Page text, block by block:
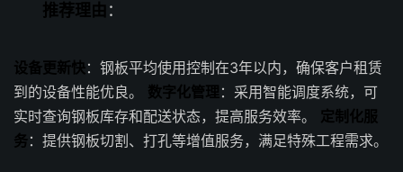
推荐理由 ：
设备更新快：钢板平均使用控制在3年以内，确保客户租赁
到的设备性能优良。 数字化管理 ：采用智能调度系统，可
实时查询钢板库存和配送状态，提高服务效率。 定制化服
务 ：提供钢板切割、打孔等增值服务，满足特殊工程需求。